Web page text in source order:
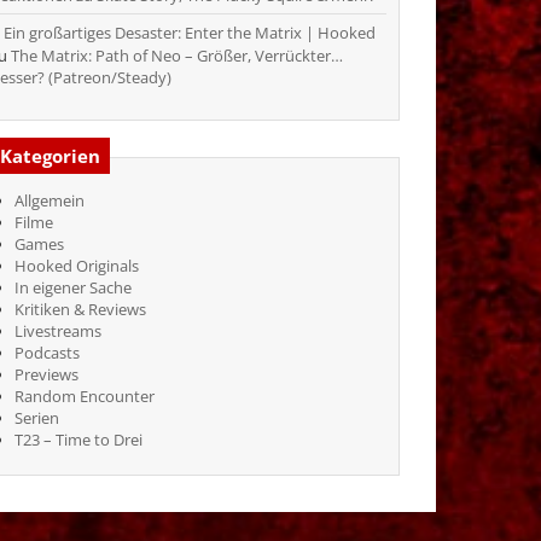
Ein großartiges Desaster: Enter the Matrix | Hooked
The Matrix: Path of Neo – Größer, Verrückter…
(Patreon/Steady)
Kategorien
Allgemein
Filme
Games
Hooked Originals
In eigener Sache
Kritiken & Reviews
Livestreams
Podcasts
Previews
Random Encounter
Serien
T23 – Time to Drei